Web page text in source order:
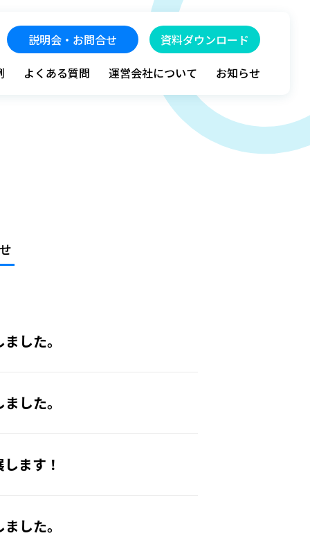
よくある質問 運営会社について お知らせ
説明会・お問合せ 資料ダウンロード
した。
した。
ます！
した。